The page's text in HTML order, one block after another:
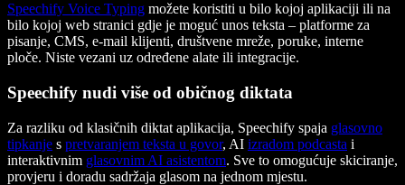
Speechify Voice Typing možete koristiti u bilo kojoj aplikaciji ili na
bilo kojoj web stranici gdje je moguć unos teksta – platforme za
pisanje, CMS, e-mail klijenti, društvene mreže, poruke, interne
ploče. Niste vezani uz određene alate ili integracije.
Speechify nudi više od običnog diktata
Za razliku od klasičnih diktat aplikacija, Speechify spaja glasovno
tipkanje s pretvaranjem teksta u govor, AI izradom podcasta i
interaktivnim glasovnim AI asistentom. Sve to omogućuje skiciranje,
provjeru i doradu sadržaja glasom na jednom mjestu.